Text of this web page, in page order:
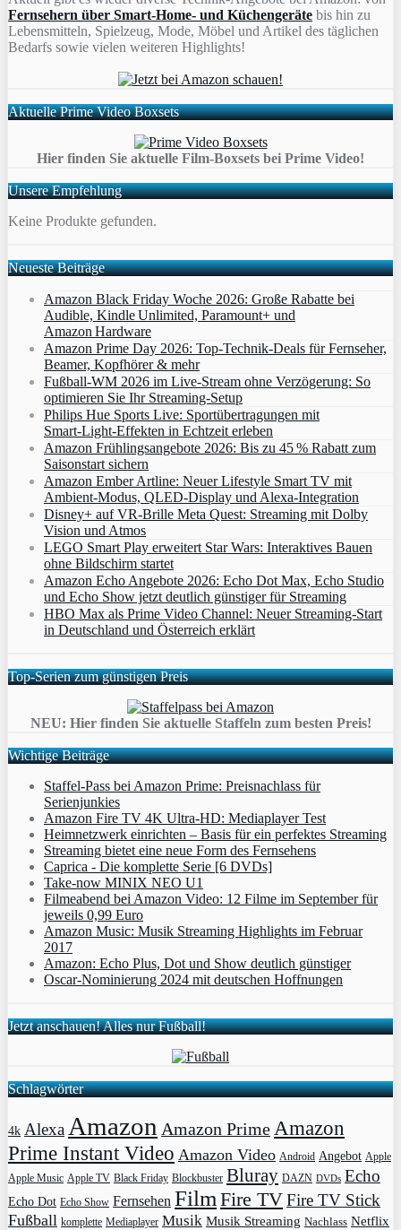
Fernsehern über Smart-Home- und Küchengeräte bis hin zu
Lebensmitteln, Spielzeug, Mode, Möbel und Artikel des täglichen
Bedarfs sowie vielen weiteren Highlights!
Aktuelle Prime Video Boxsets
Hier finden Sie aktuelle Film-Boxsets bei Prime Video!
Unsere Empfehlung
Keine Produkte gefunden.
Neueste Beiträge
Amazon Black Friday Woche 2026: Große Rabatte bei
Audible, Kindle Unlimited, Paramount+ und
Amazon Hardware
Amazon Prime Day 2026: Top-Technik-Deals für Fernseher,
Beamer, Kopfhörer & mehr
Fußball-WM 2026 im Live-Stream ohne Verzögerung: So
optimieren Sie Ihr Streaming-Setup
Philips Hue Sports Live: Sportübertragungen mit
Smart‑Light‑Effekten in Echtzeit erleben
Amazon Frühlingsangebote 2026: Bis zu 45 % Rabatt zum
Saisonstart sichern
Amazon Ember Artline: Neuer Lifestyle Smart TV mit
Ambient‑Modus, QLED‑Display und Alexa‑Integration
Disney+ auf VR-Brille Meta Quest: Streaming mit Dolby
Vision und Atmos
LEGO Smart Play erweitert Star Wars: Interaktives Bauen
ohne Bildschirm startet
Amazon Echo Angebote 2026: Echo Dot Max, Echo Studio
und Echo Show jetzt deutlich günstiger für Streaming
HBO Max als Prime Video Channel: Neuer Streaming‑Start
in Deutschland und Österreich erklärt
Top-Serien zum günstigen Preis
NEU: Hier finden Sie aktuelle Staffeln zum besten Preis!
Wichtige Beiträge
Staffel-Pass bei Amazon Prime: Preisnachlass für
Serienjunkies
Amazon Fire TV 4K Ultra-HD: Mediaplayer Test
Heimnetzwerk einrichten – Basis für ein perfektes Streaming
Streaming bietet eine neue Form des Fernsehens
Caprica - Die komplette Serie [6 DVDs]
Take-now MINIX NEO U1
Filmeabend bei Amazon Video: 12 Filme im September für
jeweils 0,99 Euro
Amazon Music: Musik Streaming Highlights im Februar
2017
Amazon: Echo Plus, Dot und Show deutlich günstiger
Oscar-Nominierung 2024 mit deutschen Hoffnungen
Jetzt anschauen! Alles nur Fußball!
Schlagwörter
4k Alexa Amazon Amazon PrimeAmazon
Prime Instant Video Amazon Video Android Angebot Apple
Apple Music Apple TV Black Friday Blockbuster Bluray DAZN DVDs Echo
Echo Dot Echo Show Fernsehen Film Fire TVFire TV Stick
Fußball komplette Mediaplayer Musik Musik Streaming Nachlass Netflix